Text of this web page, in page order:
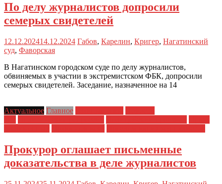
По делу журналистов допросили
семерых свидетелей
12.12.202414.12.2024 Габов, Карелин, Кригер, Нагатинский
суд, Фаворская
В Нагатинском городском суде по делу журналистов,
обвиняемых в участии в экстремистском ФБК, допросили
семерых свидетелей. Заседание, назначенное на 14
Актуальное Главное
Прокурор оглашает письменные
доказательства в деле журналистов